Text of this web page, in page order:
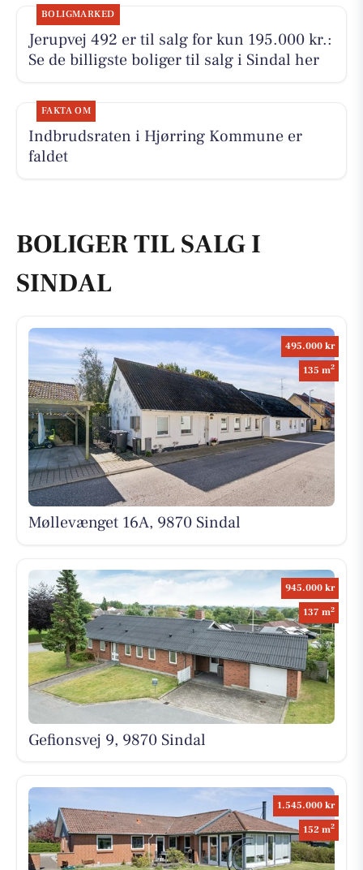
BOLIGMARKED
Jerupvej 492 er til salg for kun 195.000 kr.:
Se de billigste boliger til salg i Sindal her
FAKTA OM
Indbrudsraten i Hjørring Kommune er
faldet
BOLIGER TIL SALG I
SINDAL
495.000 kr
135 m2
Møllevænget 16A, 9870 Sindal
945.000 kr
137 m2
Gefionsvej 9, 9870 Sindal
1.545.000 kr
152 m2